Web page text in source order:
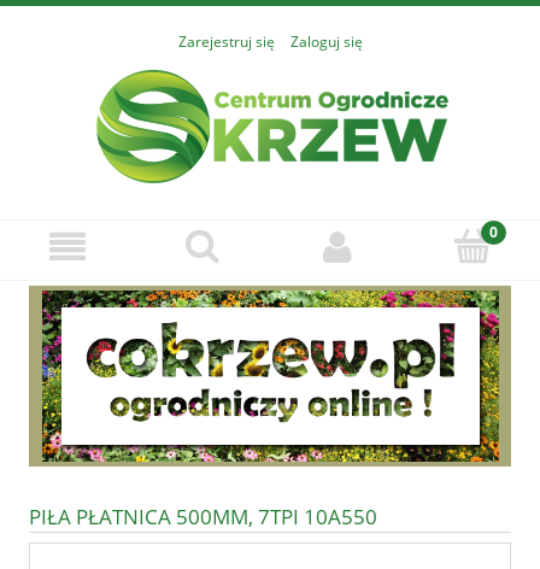
Zarejestruj się Zaloguj się
PIŁA PŁATNICA 500MM, 7TPI 10A550